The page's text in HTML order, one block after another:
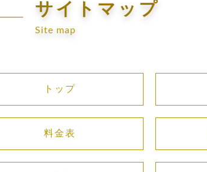
サイトマップ
Site map
トップ
料金表